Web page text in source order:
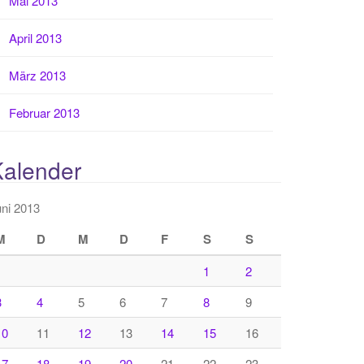
April 2013
März 2013
Februar 2013
2013
D M D F S S
1
2
4 5 6 7 8
9
11 12 13 14 15
16